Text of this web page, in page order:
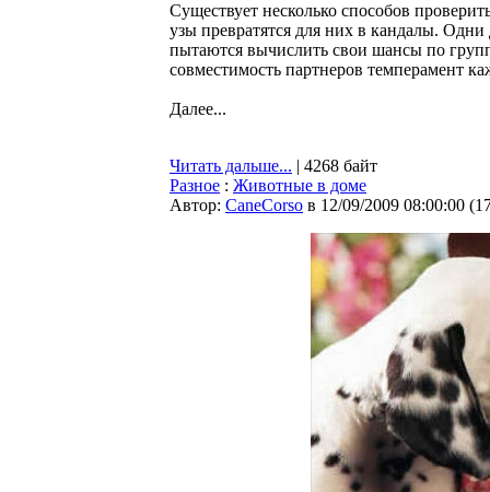
Cуществует несколько способов
узы превратятся для них в кандалы.
пытаются вычислить свои шансы по
совместимость партнеров темперамент
Далее...
Читать дальше... | 4268 байт
Разное : Животные в доме
Автор: CaneCorso в 12/09/2009 08:00:00 (